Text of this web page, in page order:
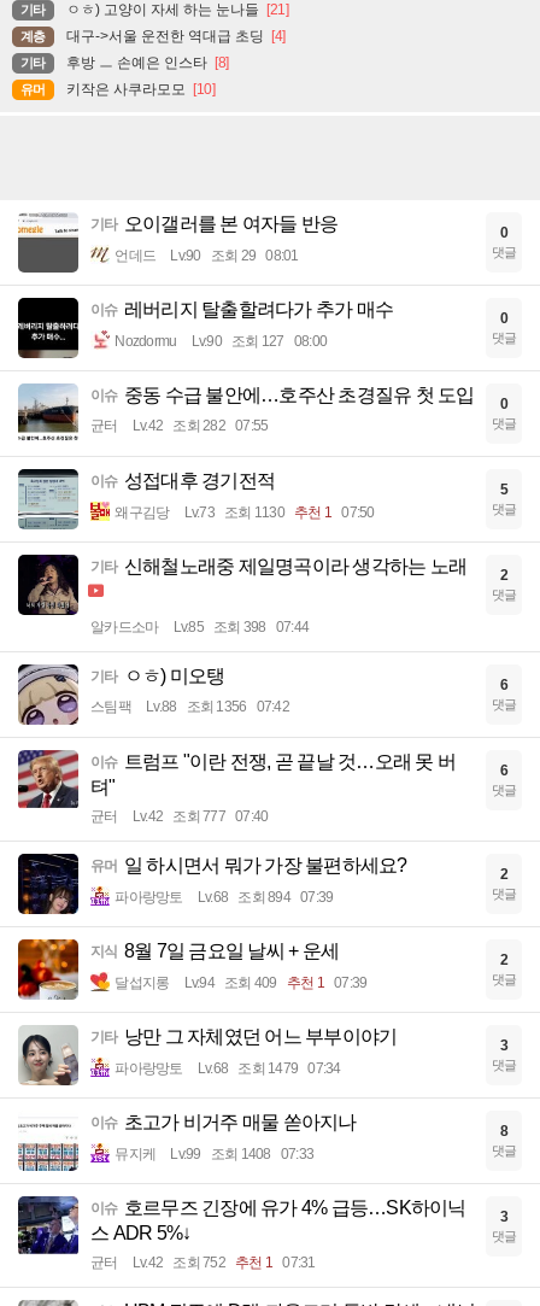
기타 ㅇㅎ) 고양이 자세 하는 눈나들 [21]
계층 대구->서울 운전한 역대급 초딩 [4]
기타 후방 ㅡ 손예은 인스타 [8]
유머 키작은 사쿠라모모 [10]
기타 오이갤러를 본 여자들 반응
언데드 Lv.90 조회 29 08:01
0
댓글
이슈 레버리지 탈출할려다가 추가 매수
Nozdormu Lv.90 조회 127 08:00
0
댓글
이슈 중동 수급 불안에…호주산 초경질유 첫 도입
균터 Lv.42 조회 282 07:55
0
댓글
이슈 성접대후 경기전적
왜구김당 Lv.73 조회 1130 추천 1 07:50
5
댓글
기타 신해철노래중 제일명곡이라 생각하는 노래
알카드소마 Lv.85 조회 398 07:44
2
댓글
기타 ㅇㅎ) 미오탱
스팀팩 Lv.88 조회 1356 07:42
6
댓글
이슈
트럼프 "이란 전쟁, 곧 끝날 것…오래 못 버
텨"
균터 Lv.42 조회 777 07:40
6
댓글
유머 일 하시면서 뭐가 가장 불편하세요?
파아랑망토 Lv.68 조회 894 07:39
2
댓글
지식 8월 7일 금요일 날씨 + 운세
달섭지롱 Lv.94 조회 409 추천 1 07:39
2
댓글
기타 낭만 그 자체였던 어느 부부이야기
파아랑망토 Lv.68 조회 1479 07:34
3
댓글
이슈 초고가 비거주 매물 쏟아지나
뮤지케 Lv.99 조회 1408 07:33
8
댓글
이슈 호르무즈 긴장에 유가 4% 급등…SK하이닉
스 ADR 5%↓
균터 Lv.42 조회 752 추천 1 07:31
3
댓글